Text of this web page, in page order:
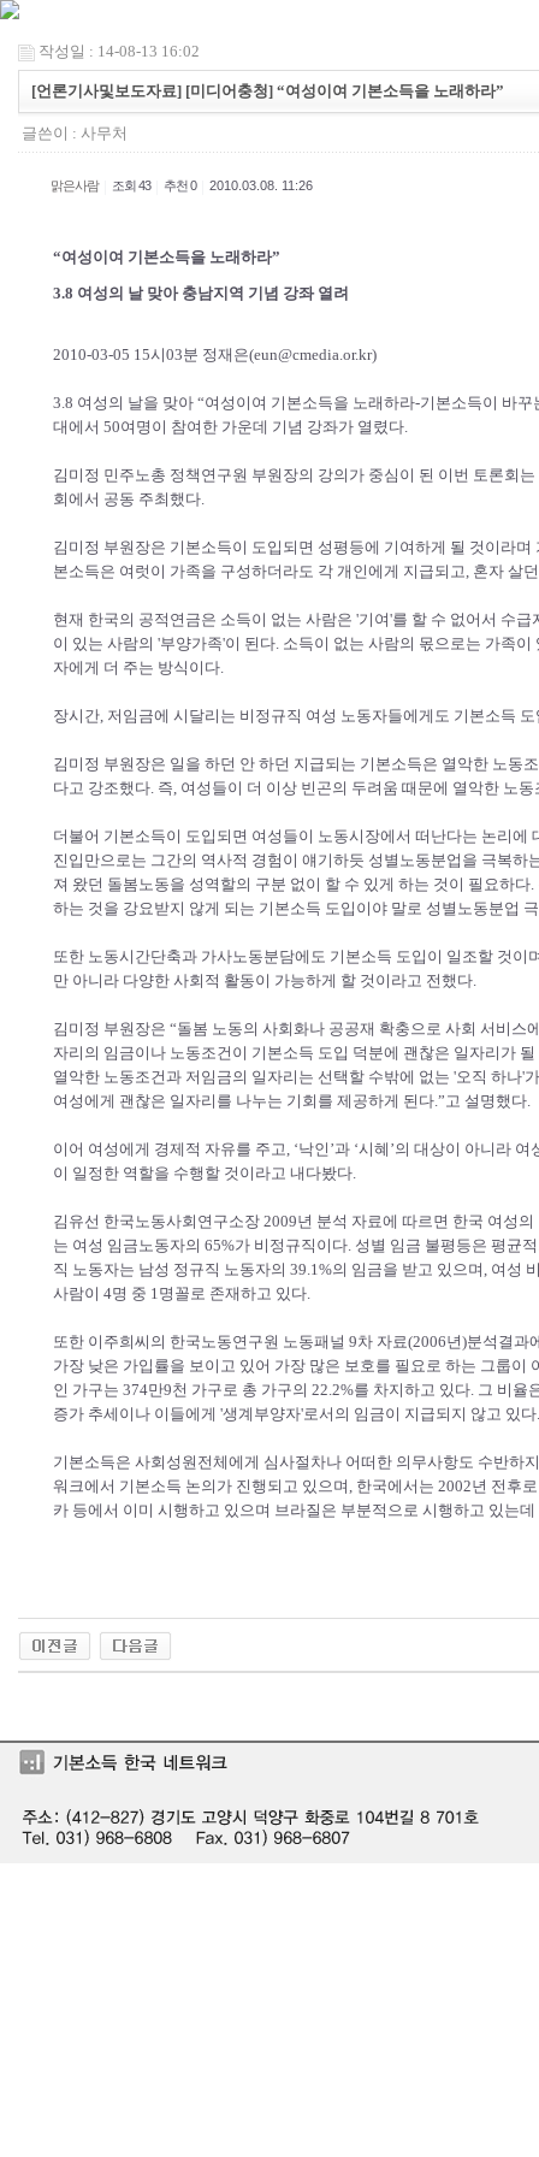
작성일 : 14-08-13 16:02
[언론기사및보도자료] [미디어충청] “여성이여 기본소득을 노래하라”
글쓴이 : 사무처
맑은사람 조회 43 추천 0 2010.03.08. 11:26
“여성이여 기본소득을 노래하라”
3.8 여성의 날 맞아 충남지역 기념 강좌 열려
2010-03-05 15시03분 정재은(eun@cmedia.or.kr)
3.8 여성의 날을 맞아 “여성이여 기본소득을 노래하라-기본소득이 바
대에서 50여명이 참여한 가운데 기념 강좌가 열렸다.
김미정 민주노총 정책연구원 부원장의 강의가 중심이 된 이번 토론회
회에서 공동 주최했다.
김미정 부원장은 기본소득이 도입되면 성평등에 기여하게 될 것이라며
본소득은 여럿이 가족을 구성하더라도 각 개인에게 지급되고, 혼자 살
현재 한국의 공적연금은 소득이 없는 사람은 '기여'를 할 수 없어서 수
이 있는 사람의 '부양가족'이 된다. 소득이 없는 사람의 몫으로는 가족
자에게 더 주는 방식이다.
장시간, 저임금에 시달리는 비정규직 여성 노동자들에게도 기본소득
김미정 부원장은 일을 하던 안 하던 지급되는 기본소득은 열악한 노동
다고 강조했다. 즉, 여성들이 더 이상 빈곤의 두려움 때문에 열악한 노
더불어 기본소득이 도입되면 여성들이 노동시장에서 떠난다는 논리에
진입만으로는 그간의 역사적 경험이 얘기하듯 성별노동분업을 극복하
져 왔던 돌봄노동을 성역할의 구분 없이 할 수 있게 하는 것이 필요하
하는 것을 강요받지 않게 되는 기본소득 도입이야 말로 성별노동분업
또한 노동시간단축과 가사노동분담에도 기본소득 도입이 일조할 것
만 아니라 다양한 사회적 활동이 가능하게 할 것이라고 전했다.
김미정 부원장은 “돌봄 노동의 사회화나 공공재 확충으로 사회 서비스
자리의 임금이나 노동조건이 기본소득 도입 덕분에 괜찮은 일자리가
열악한 노동조건과 저임금의 일자리는 선택할 수밖에 없는 '오직 하나'
여성에게 괜찮은 일자리를 나누는 기회를 제공하게 된다.”고 설명했다.
이어 여성에게 경제적 자유를 주고, ‘낙인’과 ‘시혜’의 대상이 아니라
이 일정한 역할을 수행할 것이라고 내다봤다.
김유선 한국노동사회연구소장 2009년 분석 자료에 따르면 한국 여성
는 여성 임금노동자의 65%가 비정규직이다. 성별 임금 불평등은 평균
직 노동자는 남성 정규직 노동자의 39.1%의 임금을 받고 있으며, 여성
사람이 4명 중 1명꼴로 존재하고 있다.
또한 이주희씨의 한국노동연구원 노동패널 9차 자료(2006년)분석결
가장 낮은 가입률을 보이고 있어 가장 많은 보호를 필요로 하는 그룹이
인 가구는 374만9천 가구로 총 가구의 22.2%를 차지하고 있다. 그 비율
증가 추세이나 이들에게 '생계부양자'로서의 임금이 지급되지 않고 있
기본소득은 사회성원전체에게 심사절차나 어떠한 의무사항도 수반하
워크에서 기본소득 논의가 진행되고 있으며, 한국에서는 2002년 전후
카 등에서 이미 시행하고 있으며 브라질은 부분적으로 시행하고 있는